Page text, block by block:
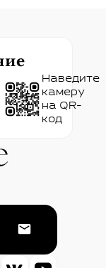
Наведите
камеру
на QR-
код